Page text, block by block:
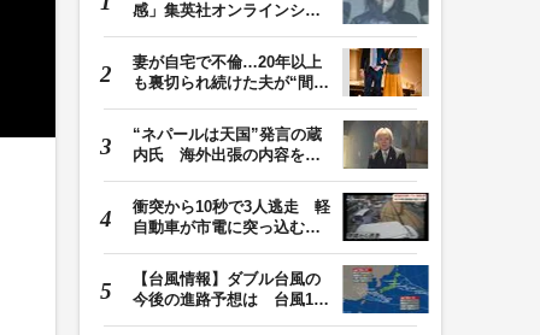
感」集英社オンラインショ
妻が自宅で不倫…20年以上
も裏切られ続けた夫が“間
“ネパールは天国”発言の蔵
内氏 海外出張の内容を説
衝突から10秒で3人逃走 軽
自動車が市電に突っ込む一
【台風情報】ダブル台風の
今後の進路予想は 台風13